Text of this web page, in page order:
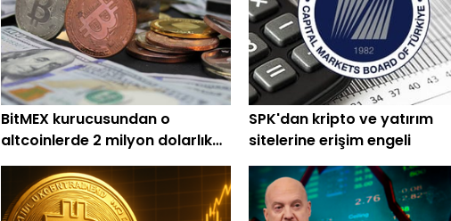
BitMEX kurucusundan o
altcoinlerde 2 milyon dolarlık
alım
SPK'dan kripto ve yatırım
sitelerine erişim engeli